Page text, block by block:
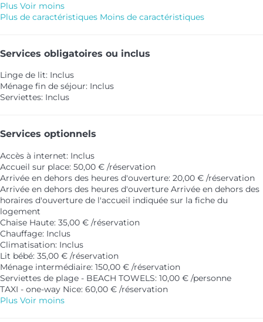
Plus Voir moins
Plus de caractéristiques Moins de caractéristiques
Services obligatoires ou inclus
Linge de lit: Inclus
Ménage fin de séjour: Inclus
Serviettes: Inclus
Services optionnels
Accès à internet: Inclus
Accueil sur place: 50,00 € /réservation
Arrivée en dehors des heures d'ouverture: 20,00 € /réservation
Arrivée en dehors des heures d'ouverture Arrivée en dehors des
horaires d'ouverture de l'accueil indiquée sur la fiche du
logement
Chaise Haute: 35,00 € /réservation
Chauffage: Inclus
Climatisation: Inclus
Lit bébé: 35,00 € /réservation
Ménage intermédiaire: 150,00 € /réservation
Serviettes de plage - BEACH TOWELS: 10,00 € /personne
TAXI - one-way Nice: 60,00 € /réservation
Plus Voir moins